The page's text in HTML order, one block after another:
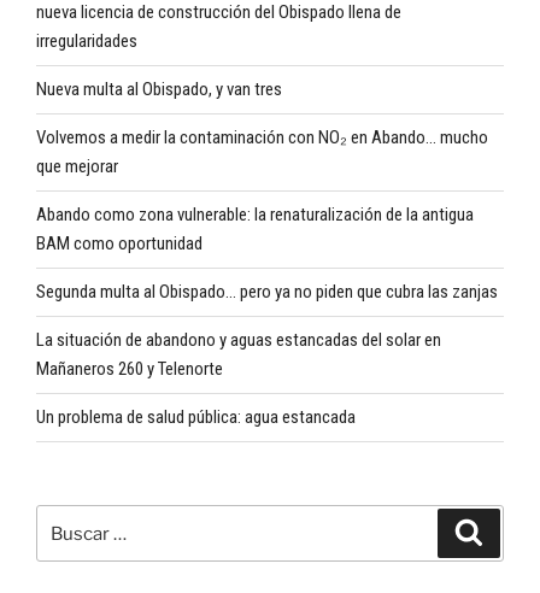
nueva licencia de construcción del Obispado llena de
irregularidades
Nueva multa al Obispado, y van tres
Volvemos a medir la contaminación con NO₂ en Abando… mucho
que mejorar
Abando como zona vulnerable: la renaturalización de la antigua
BAM como oportunidad
Segunda multa al Obispado… pero ya no piden que cubra las zanjas
La situación de abandono y aguas estancadas del solar en
Mañaneros 260 y Telenorte
Un problema de salud pública: agua estancada
por: